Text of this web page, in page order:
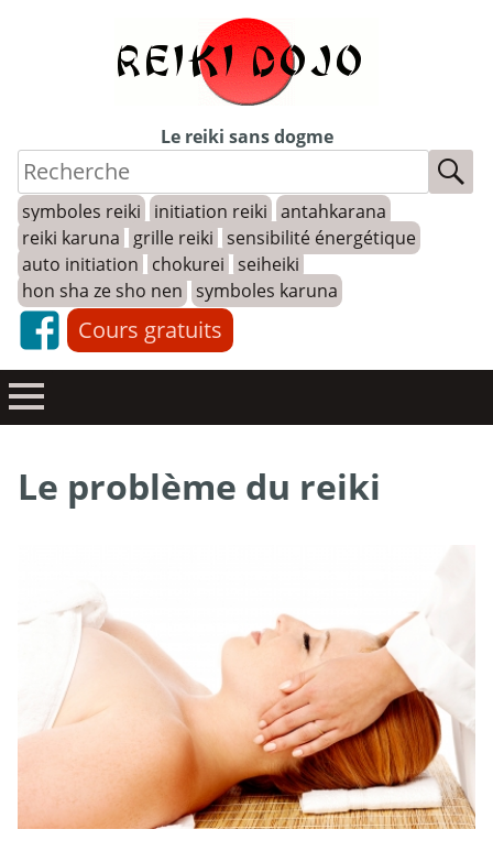
Le reiki sans dogme
symboles reiki initiation reiki antahkarana
reiki karuna
grille reiki sensibilité énergétique
auto initiation
chokurei seiheiki
hon sha ze sho nen symboles karuna
Cours gratuits
Le problème du reiki